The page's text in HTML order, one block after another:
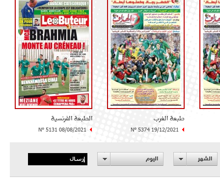
طبعة الغرب
N° 5374 19/12/2021
الطبعة الفرنسية
N° 5131 08/08/2021
الشهر اليوم إرسال